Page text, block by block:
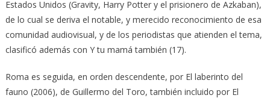
Estados Unidos (Gravity, Harry Potter y el prisionero de Azkaban),
de lo cual se deriva el notable, y merecido reconocimiento de esa
comunidad audiovisual, y de los periodistas que atienden el tema,
clasificó además con Y tu mamá también (17).
Roma es seguida, en orden descendente, por El laberinto del
fauno (2006), de Guillermo del Toro, también incluido por El